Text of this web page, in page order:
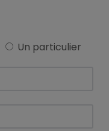
Un particulier